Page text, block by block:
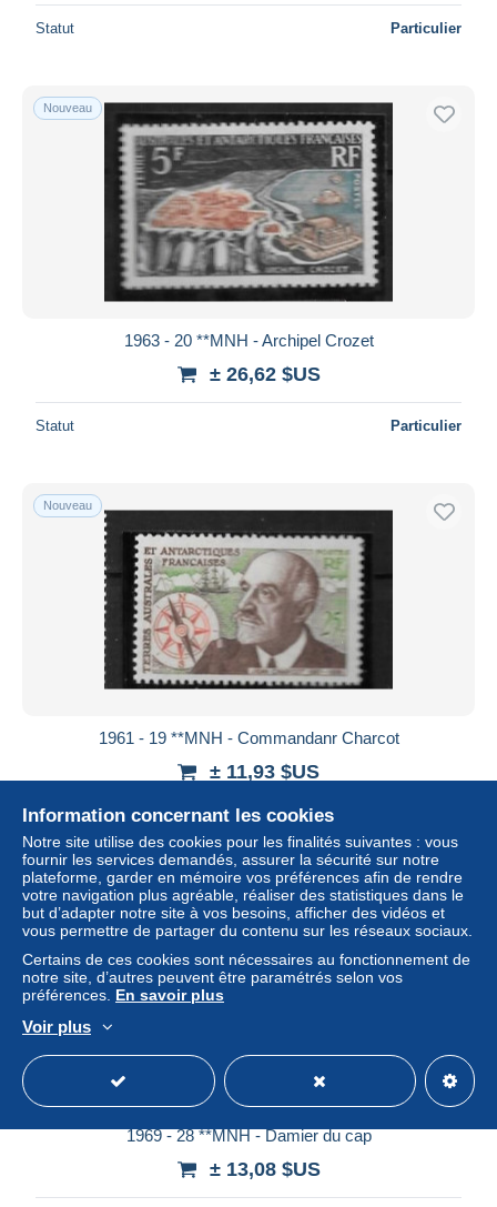
Statut Particulier
Nouveau
1963 - 20 **MNH - Archipel Crozet
± 26,62 $US
Statut Particulier
Nouveau
1961 - 19 **MNH - Commandanr Charcot
± 11,93 $US
Statut
Nouveau
1969 - 28 **MNH - Damier du cap
± 13,08 $US
Information concernant les cookies
Notre site utilise des cookies pour les finalités suivantes : vous
fournir les services demandés, assurer la sécurité sur notre
plateforme, garder en mémoire vos préférences afin de rendre
votre navigation plus agréable, réaliser des statistiques dans le
but d’adapter notre site à vos besoins, afficher des vidéos et
vous permettre de partager du contenu sur les réseaux sociaux.
Certains de ces cookies sont nécessaires au fonctionnement de
notre site, d’autres peuvent être paramétrés selon vos
préférences. En savoir plus
Voir plus